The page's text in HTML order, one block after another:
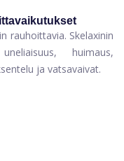
rauhoittavia. Skelaxinin
huimaus,
ja vatsavaivat.